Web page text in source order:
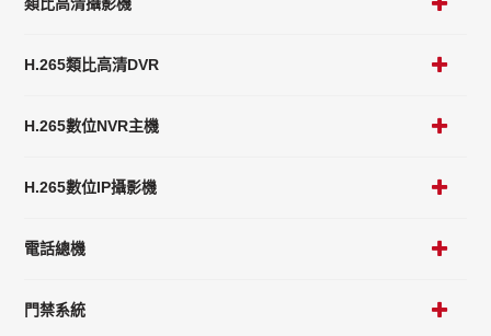
H.265類比高清DVR
H.265數位NVR主機
H.265數位IP攝影機
電話總機
門禁系統